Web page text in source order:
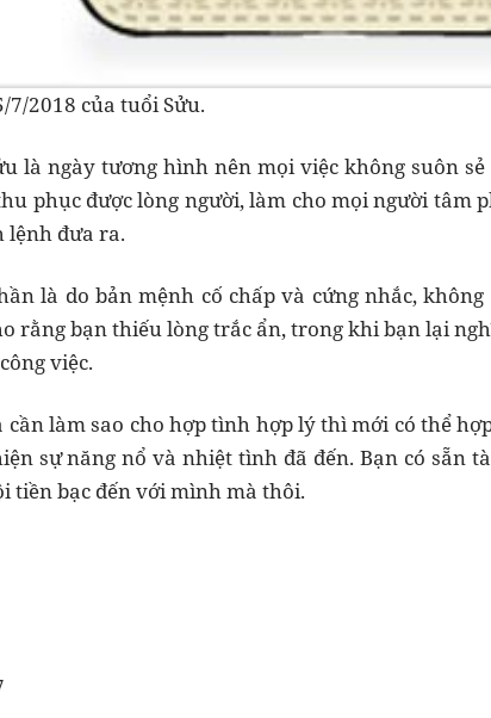
2018 của tuổi Sửu.
là ngày tương hình nên mọi việc không suôn
phục được lòng người, làm cho mọi người tâm
lệnh đưa ra.
là do bản mệnh cố chấp và cứng nhắc,
rằng bạn thiếu lòng trắc ẩn, trong khi bạn lại
việc.
cần làm sao cho hợp tình hợp lý thì mới có thể
sự năng nổ và nhiệt tình đã đến. Bạn có sẵn
tiền bạc đến với mình mà thôi.